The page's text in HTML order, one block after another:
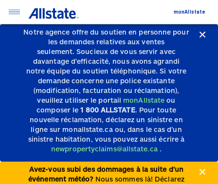
Notre agence offre du soutien en personne pour
les demandes relatives aux ventes
seulement.Soucieux de vous servir avec
davantage d’efficacité, nous avons agrandi
notre équipe du soutien téléphonique.Si votre
demande concerne une police existante
(modification, facturation ou réclamation),
veuillez utiliser le portail monAllstate ou
composer le1 800 ALLSTATE. Pour toute
nouvelle réclamation, déclarez un sinistre en
ligne sur monallstate.ca ou, dans le cas d’un
sinistre habitation, vous pouvez aussi écrire à
newpropertyclaims@allstate.ca .
Avez-vous subi des dommages à la suite d’un
événement météo? Nous sommes là! Déclarez
monAllstate